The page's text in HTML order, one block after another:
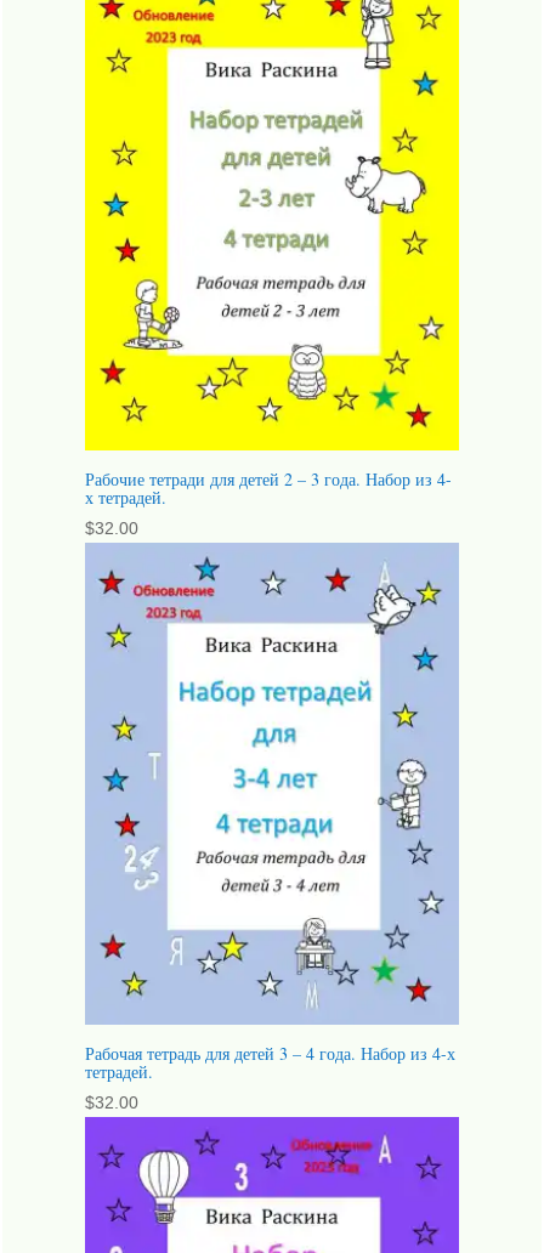
Рабочие тетради для детей 2 – 3 года. Набор из 4-
х тетрадей.
$32.00
Рабочая тетрадь для детей 3 – 4 года. Набор из 4-х
тетрадей.
$32.00